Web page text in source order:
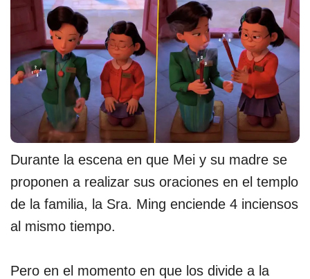
Durante la escena en que Mei y su madre se
proponen a realizar sus oraciones en el templo
de la familia, la Sra. Ming enciende 4 inciensos
al mismo tiempo.
Pero en el momento en que los divide a la